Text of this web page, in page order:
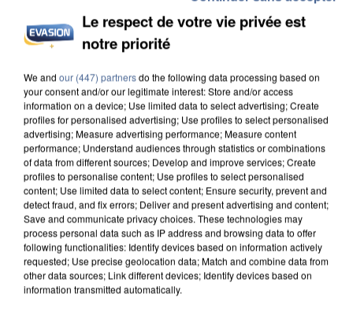
INCENDIES : L’ÎLE-DE-FRANCE LANCE UN ÉLAN
DE SOLIDARITÉ AVEC LES...
Le respect de votre vie privée est
notre priorité
We and our (447) partnersdo the following data processing based on
your consent and/or our legitimate interest: Store and/or access
information on a device; Use limited data to select advertising; Create
profiles for personalised advertising; Use profiles to select personalised
advertising; Measure advertising performance; Measure content
performance; Understand audiences through statistics or combinations
of data from different sources; Develop and improve services; Create
profiles to personalise content; Use profiles to select personalised
content; Use limited data to select content; Ensure security, prevent and
detect fraud, and fix errors; Deliver and present advertising and content;
Save and communicate privacy choices. These technologies may
process personal data such as IP address and browsing data to offer
following functionalities: Identify devices based on information actively
requested; Use precise geolocation data; Match and combine data from
other data sources; Link different devices; Identify devices based on
information transmitted automatically.